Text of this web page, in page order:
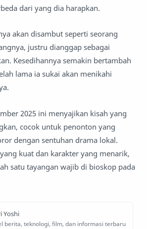
dari yang dia harapkan.
akan disambut seperti seorang
justru dianggap sebagai
Kesedihannya semakin bertambah
lama ia sukai akan menikahi
2025 ini menyajikan kisah yang
cocok untuk penonton yang
dengan sentuhan drama lokal.
kuat dan karakter yang menarik,
satu tayangan wajib di bioskop pada